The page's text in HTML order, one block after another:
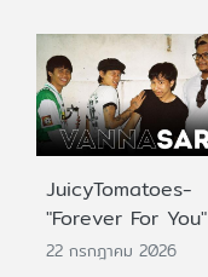
JuicyTomatoes-
"Forever For You"
22 กรกฎาคม 2026